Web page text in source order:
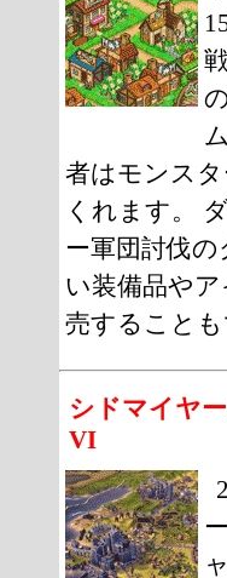
者はモンス
くれます。
ー軍団討伐
い装備品や
売することも
シドマイヤ
VI